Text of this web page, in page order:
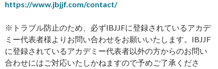
https://www.jbjjf.com/contact/
※トラブル防止のため、必ずIBJJFに登録されているアカデ
ミー代表者様よりお問い合わせをお願いいたします。IBJJF
に登録されているアカデミー代表者以外の方からのお問い
合わせにはご対応いたしかねますので予めご了承くださ